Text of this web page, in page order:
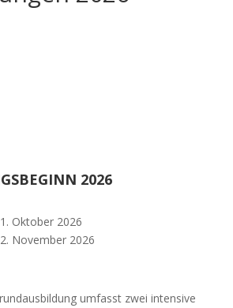
2026
Oktober 2026
November 2026
umfasst zwei intensive